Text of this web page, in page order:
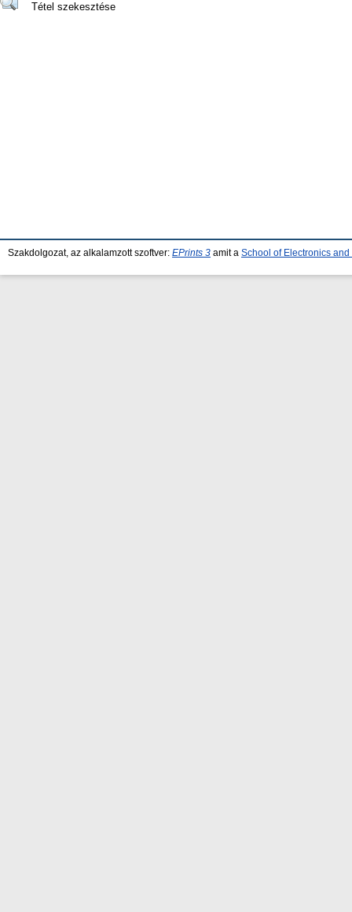
Tétel szekesztése
Szakdolgozat, az alkalamzott szoftver: EPrints 3 amit a School of Electronics